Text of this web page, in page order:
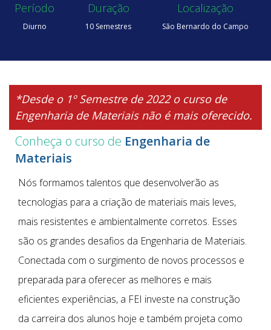
Período
Diurno
Duração
10 Semestres
Localização
São Bernardo do Campo
*Desde o 1º Semestre de 2022 o curso de
Engenharia de Materiais não é mais oferecido.
Conheça o curso de Engenharia de
Materiais
Nós formamos talentos que desenvolverão as
tecnologias para a criação de materiais mais leves,
mais resistentes e ambientalmente corretos. Esses
são os grandes desafios da Engenharia de Materiais.
Conectada com o surgimento de novos processos e
preparada para oferecer as melhores e mais
eficientes experiências, a FEI investe na construção
da carreira dos alunos hoje e também projeta como